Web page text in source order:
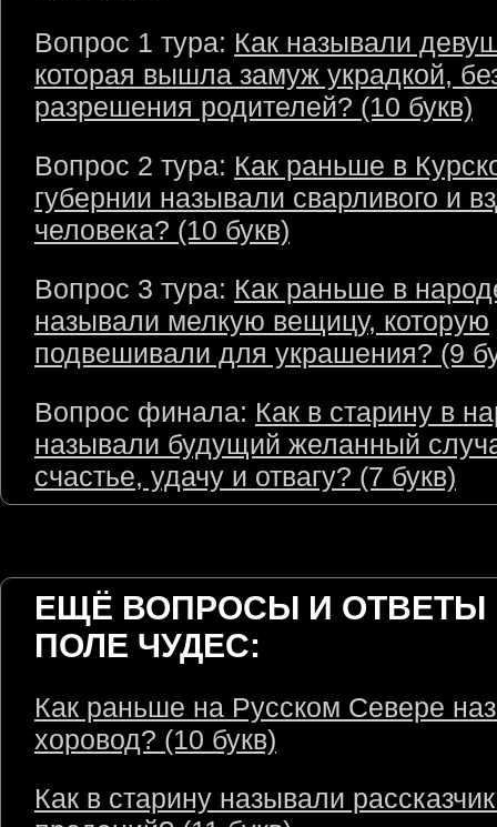
Вопрос 1 тура: Как называли
которая вышла замуж украдкой,
разрешения родителей? (10 букв)
Вопрос 2 тура: Как раньше в
губернии называли сварливого и
человека? (10 букв)
Вопрос 3 тура: Как раньше в
называли мелкую вещицу, которую
подвешивали для украшения? (9
Вопрос финала: Как в старину в
называли будущий желанный
счастье, удачу и отвагу? (7 букв)
ЕЩЁ ВОПРОСЫ И ОТВЕТЫ
ПОЛЕ ЧУДЕС:
Как раньше на Русском Севере
хоровод? (10 букв)
Как в старину называли